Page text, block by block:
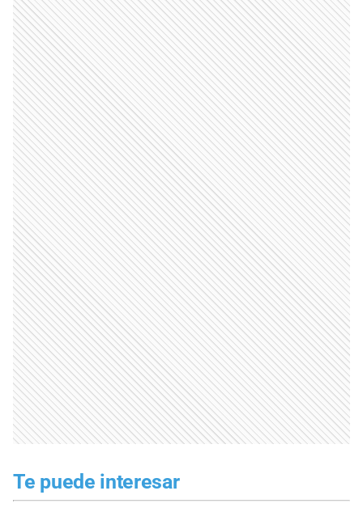
Te puede interesar